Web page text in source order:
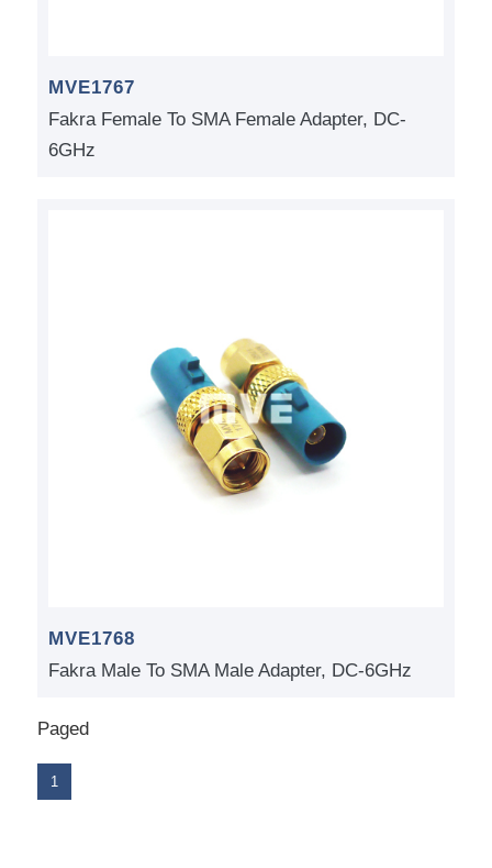
MVE1767
Fakra Female To SMA Female Adapter, DC-
6GHz
MVE1768
Fakra Male To SMA Male Adapter, DC-6GHz
Paged
1